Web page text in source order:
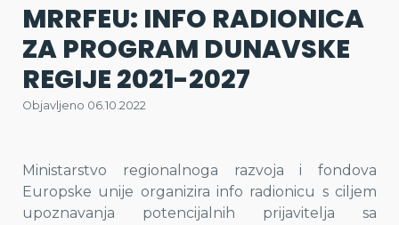
MRRFEU: INFO RADIONICA
ZA PROGRAM DUNAVSKE
REGIJE 2021-2027
Objavljeno 06.10.2022
Ministarstvo regionalnoga razvoja i fondova
Europske unije organizira info radionicu s ciljem
upoznavanja potencijalnih prijavitelja sa